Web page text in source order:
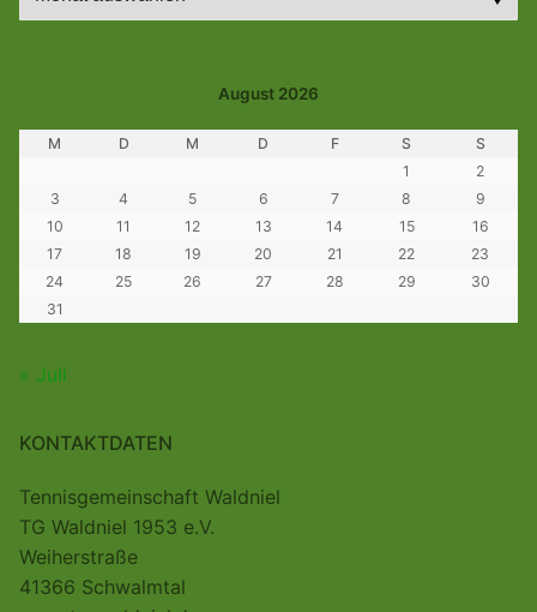
August 2026
M D M D F S
S
1
2
3
4 5 6 7 8
9
10
11 12 13 14 15
16
17
18 19 20 21 22
23
24
25 26 27 28 29
30
31
« Juli
KONTAKTDATEN
Tennisgemeinschaft Waldniel
TG Waldniel 1953 e.V.
Weiherstraße
41366 Schwalmtal